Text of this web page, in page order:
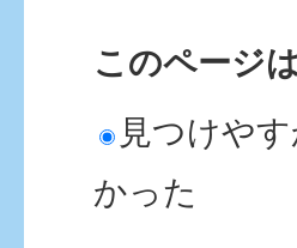
このページ
見つけや
かった